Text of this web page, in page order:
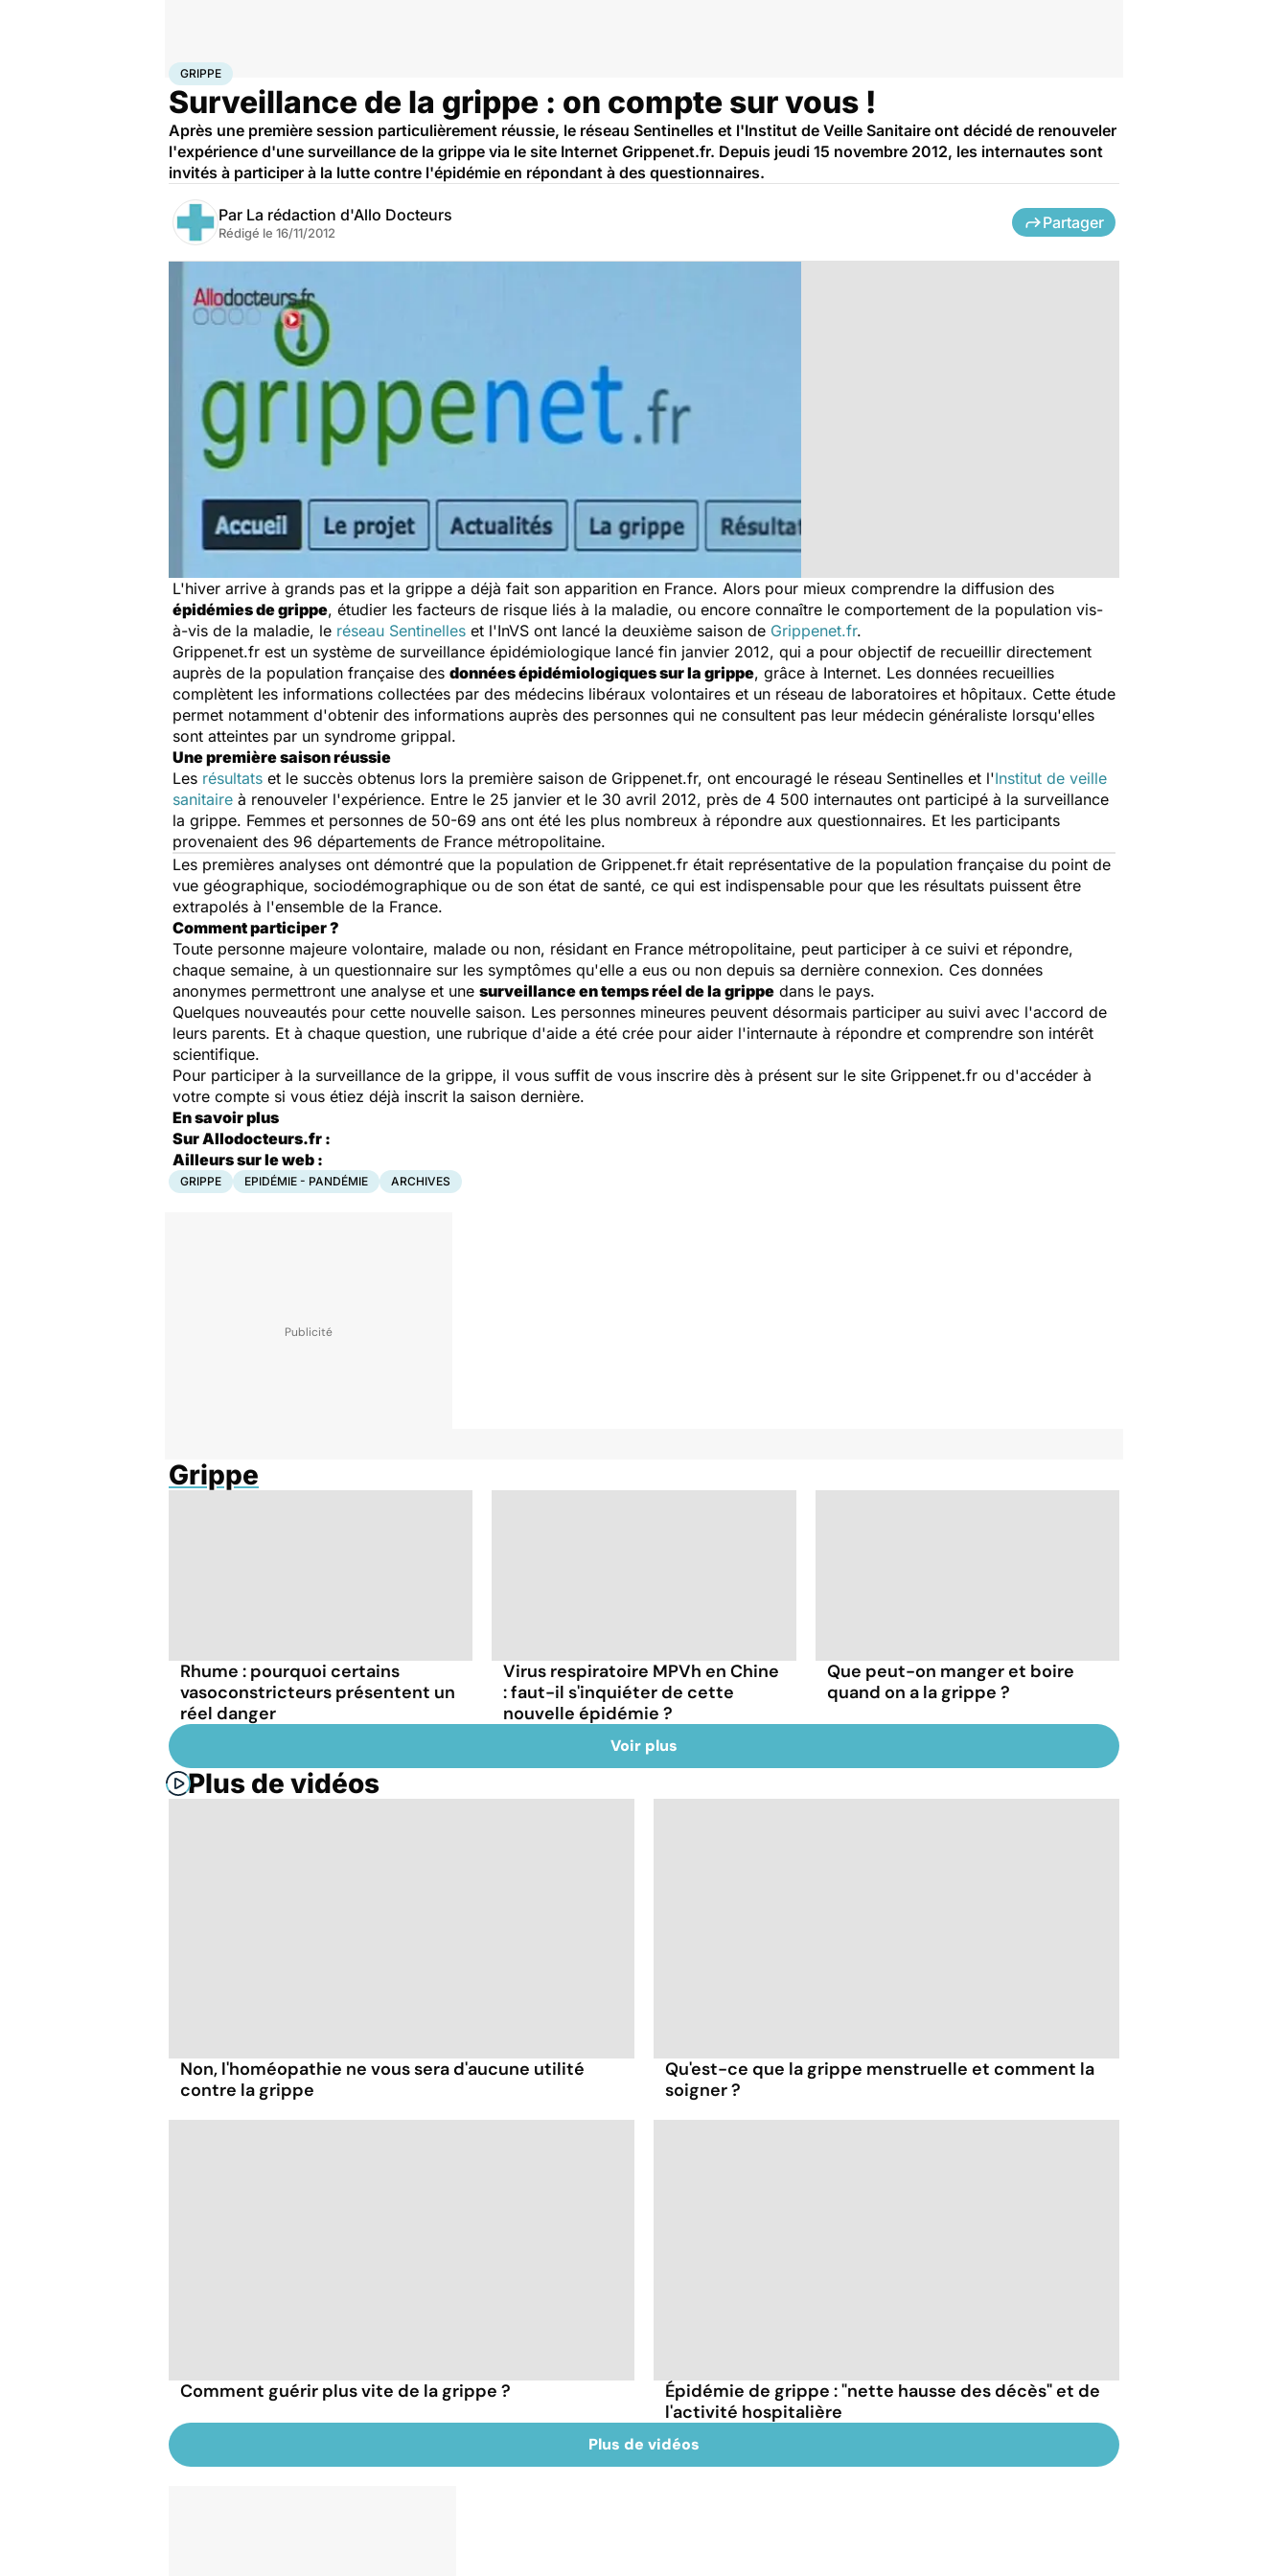
AccueilSanté
GRIPPE
Surveillance de la grippe : on compte sur vous !
Après une première session particulièrement réussie, le réseau Sentinelles et l'Institut de Veille Sanitaire ont décidé de renouveler
l'expérience d'une surveillance de la grippe via le site Internet Grippenet.fr. Depuis jeudi 15 novembre 2012, les internautes sont
invités à participer à la lutte contre l'épidémie en répondant à des questionnaires.
Par La rédaction d'Allo Docteurs
Rédigé le 16/11/2012
Partager
L'hiver arrive à grands pas et la grippe a déjà fait son apparition en France. Alors pour mieux comprendre la diffusion des
épidémies de grippe, étudier les facteurs de risque liés à la maladie, ou encore connaître le comportement de la population vis-
à-vis de la maladie, le réseau Sentinelles et l'InVS ont lancé la deuxième saison de Grippenet.fr.
Grippenet.fr est un système de surveillance épidémiologique lancé fin janvier 2012, qui a pour objectif de recueillir directement
auprès de la population française des données épidémiologiques sur la grippe, grâce à Internet. Les données recueillies
complètent les informations collectées par des médecins libéraux volontaires et un réseau de laboratoires et hôpitaux. Cette étude
permet notamment d'obtenir des informations auprès des personnes qui ne consultent pas leur médecin généraliste lorsqu'elles
sont atteintes par un syndrome grippal.
Une première saison réussie
Les résultats et le succès obtenus lors la première saison de Grippenet.fr, ont encouragé le réseau Sentinelles et l'Institut de veille
sanitaire à renouveler l'expérience. Entre le 25 janvier et le 30 avril 2012, près de 4 500 internautes ont participé à la surveillance
la grippe. Femmes et personnes de 50-69 ans ont été les plus nombreux à répondre aux questionnaires. Et les participants
provenaient des 96 départements de France métropolitaine.
Les premières analyses ont démontré que la population de Grippenet.fr était représentative de la population française du point de
vue géographique, sociodémographique ou de son état de santé, ce qui est indispensable pour que les résultats puissent être
extrapolés à l'ensemble de la France.
Comment participer ?
Toute personne majeure volontaire, malade ou non, résidant en France métropolitaine, peut participer à ce suivi et répondre,
chaque semaine, à un questionnaire sur les symptômes qu'elle a eus ou non depuis sa dernière connexion. Ces données
anonymes permettront une analyse et une surveillance en temps réel de la grippe dans le pays.
Quelques nouveautés pour cette nouvelle saison. Les personnes mineures peuvent désormais participer au suivi avec l'accord de
leurs parents. Et à chaque question, une rubrique d'aide a été crée pour aider l'internaute à répondre et comprendre son intérêt
scientifique.
Pour participer à la surveillance de la grippe, il vous suffit de vous inscrire dès à présent sur le site Grippenet.fr ou d'accéder à
votre compte si vous étiez déjà inscrit la saison dernière.
En savoir plus
Sur Allodocteurs.fr :
Ailleurs sur le web :
GRIPPE EPIDÉMIE - PANDÉMIE ARCHIVES
Grippe
Rhume : pourquoi certains
vasoconstricteurs présentent un
réel danger
Virus respiratoire MPVh en Chine
: faut-il s'inquiéter de cette
nouvelle épidémie ?
Que peut-on manger et boire
quand on a la grippe ?
Voir plus
Plus de vidéos
Non, l'homéopathie ne vous sera d'aucune utilité
contre la grippe
Qu'est-ce que la grippe menstruelle et comment la
soigner ?
Comment guérir plus vite de la grippe ?
Épidémie de grippe : "nette hausse des décès" et de
l'activité hospitalière
Plus de vidéos